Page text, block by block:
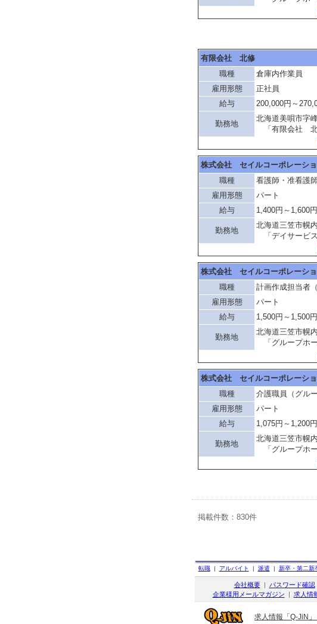
有限会社 北修
職種
倉庫内作業員
雇用形態
正社員
給与
200,000円～
勤務地
北海道美唄市字
「有限会社
株式会社 セイルコーポレーシ
職種
看護師・准看護
雇用形態
パート
給与
1,400円～1,600円
勤務地
北海道三笠市幌
「デイサービ
株式会社 セイルコーポレーシ
職種
計画作成担当者
雇用形態
パート
給与
1,500円～1,500円
勤務地
北海道三笠市幌
「グループホ
株式会社 セイルコーポレーシ
職種
介護職員（グル
雇用形態
パート
給与
1,075円～1,200円
勤務地
北海道三笠市幌
「グループホ
掲載件数：830件
転職| アルバイト | 派遣 | 新卒・第二新
会社概要| パスワード確認
企業様用メールマガジン | 求人情
求人情報「Q-JiN